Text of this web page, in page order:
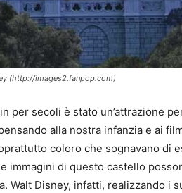
(http://images2.fanpop.com)
per secoli è stato un’attrazione
alla nostra infanzia e ai
coloro che sognavano di
immagini di questo castello
Walt Disney, infatti, realizzando i